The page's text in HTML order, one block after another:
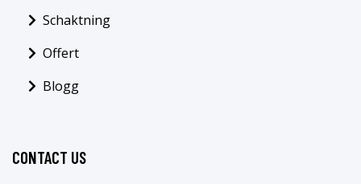
Schaktning
Offert
Blogg
CONTACT US